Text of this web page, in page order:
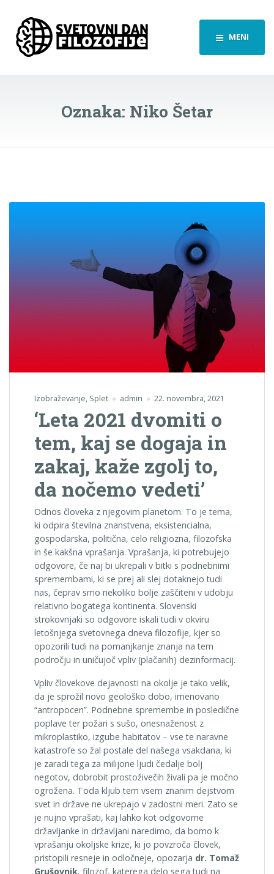
MENI
Oznaka: Niko Šetar
Izobraževanje, Splet admin 22. novembra, 2021
‘Leta 2021 dvomiti o
tem, kaj se dogaja in
zakaj, kaže zgolj to,
da nočemo vedeti’
Odnos človeka z njegovim planetom. To je tema,
ki odpira številna znanstvena, eksistencialna,
gospodarska, politična, celo religiozna, filozofska
in še kakšna vprašanja. Vprašanja, ki potrebujejo
odgovore, če naj bi ukrepali v bitki s podnebnimi
spremembami, ki se prej ali slej dotaknejo tudi
nas, čeprav smo nekoliko bolje zaščiteni v udobju
relativno bogatega kontinenta. Slovenski
strokovnjaki so odgovore iskali tudi v okviru
letošnjega svetovnega dneva filozofije, kjer so
opozorili tudi na pomanjkanje znanja na tem
področju in uničujoč vpliv (plačanih) dezinformacij.
Vpliv človekove dejavnosti na okolje je tako velik,
da je sprožil novo geološko dobo, imenovano
“antropocen”. Podnebne spremembe in posledične
poplave ter požari s sušo, onesnaženost z
mikroplastiko, izgube habitatov – vse te naravne
katastrofe so žal postale del našega vsakdana, ki
je zaradi tega za milijone ljudi čedalje bolj
negotov, dobrobit prostoživečih živali pa je močno
ogrožena. Toda kljub tem vsem znanim dejstvom
svet in države ne ukrepajo v zadostni meri. Zato se
je nujno vprašati, kaj lahko kot odgovorne
državljanke in državljani naredimo, da bomo k
vprašanju okoljske krize, ki jo povzroča človek,
pristopili resneje in odločneje, opozarja dr. Tomaž
Grušovnik, filozof, katerega delo sega tudi na